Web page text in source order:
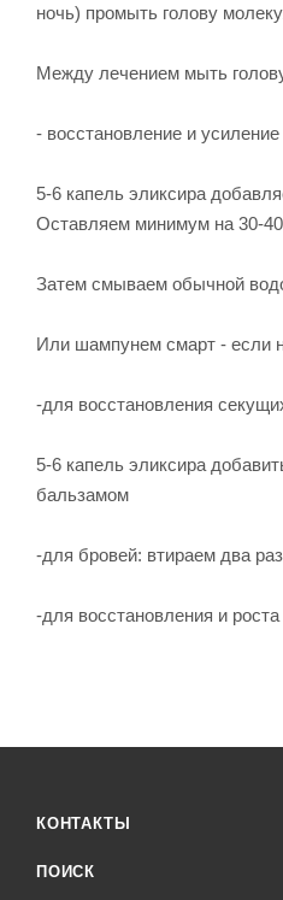
ночь) промыть голову
Между лечением мыть
- восстановление и
5-6 капель эликсира
Оставляем минимум на 30-
Затем смываем обычной
Или шампунем смарт - если
-для восстановления
5-6 капель эликсира
бальзамом
-для бровей: втираем два
-для восстановления и
КОНТАКТЫ
ПОИСК